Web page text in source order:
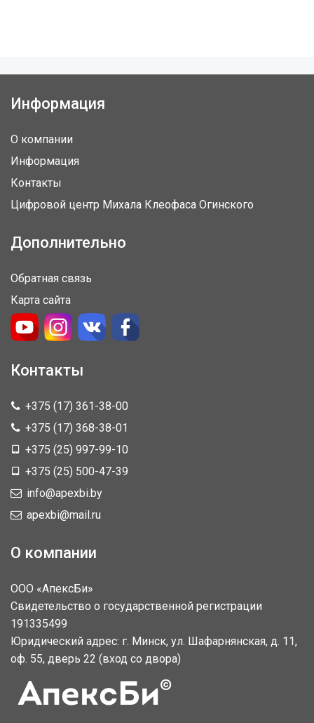
Информация
О компании
Информация
Контакты
Цифровой центр Михала Клеофаса Огинского
Дополнительно
Обратная связь
Карта сайта
Контакты
+375 (17) 361-38-00
+375 (17) 368-38-01
+375 (25) 997-99-10
+375 (25) 500-47-39
info@apexbi.by
apexbi@mail.ru
О компании
ООО «АпексБи»
Свидетельство о государственной регистрации
191335499
Юридический адрес: г. Минск, ул. Шафарнянская, д. 11,
оф. 55, дверь 22 (вход со двора)